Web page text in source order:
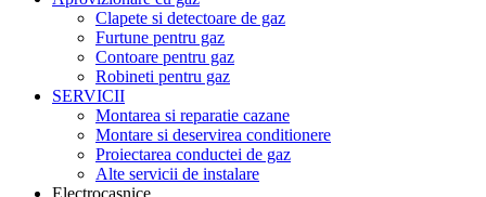
Clapete si detectoare de gaz
Furtune pentru gaz
Contoare pentru gaz
Robineti pentru gaz
SERVICII
Montarea si reparatie cazane
Montare si deservirea conditionere
Proiectarea conductei de gaz
Alte servicii de instalare